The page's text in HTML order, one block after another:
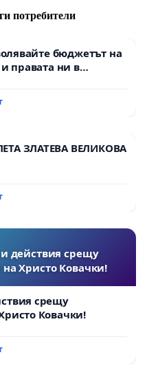
потребители
бюджетът на
правата ни в
ЗЛАТЕВА ВЕЛИКОВА
действия срещу
Христо Ковачки!
срещу
Ковачки!